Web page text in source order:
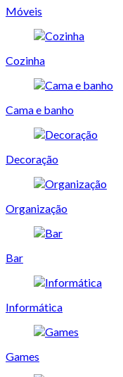
Móveis
Cozinha
Cama e banho
Decoração
Organização
Bar
Informática
Games